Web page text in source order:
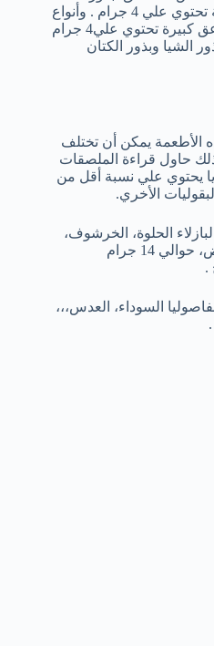
الكستناء، بذور اليقطين لكل أوقية تحتوي علي 4 جرام . وأنواع
زبدة الجوز وزبدة البذور كل 2 ملاعق كبيرة تحتوي علي4 جرام
من بذور الشيا وبذور الكتان
الأطعمة يمكن أن تختلف
حاول قراءة الملصقات
يحتوي علي نسبة أقل من
الأخري.
الحلوة، الخرشوف،
البامية، الجزر، البنجر، الجزر الأبيض، حوالي 14 جرام
السوداء، العدس،،،